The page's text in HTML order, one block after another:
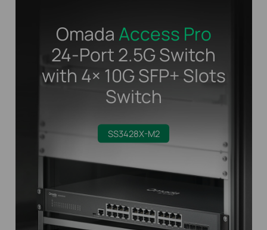
OmadaAccess Pro
24-Port 2.5G Switch
with 4× 10G SFP+ Slots
Switch
SS3428X-M2